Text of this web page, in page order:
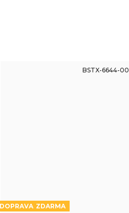
ZDARMA
BSTX-6644-00